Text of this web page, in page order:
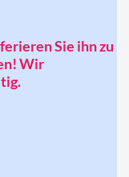
Sie ihn zu
Wir